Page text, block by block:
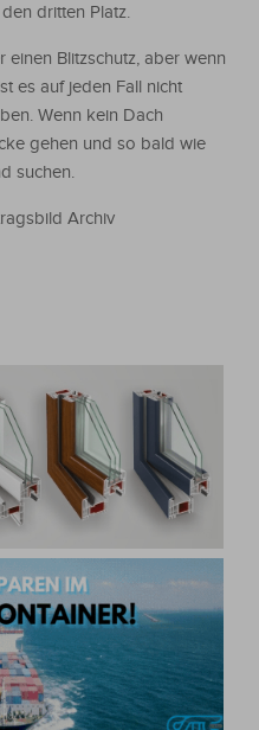
dritten Platz.
Blitzschutz, aber wenn
es auf jeden Fall nicht
Wenn kein Dach
gehen und so bald wie
suchen.
Archiv